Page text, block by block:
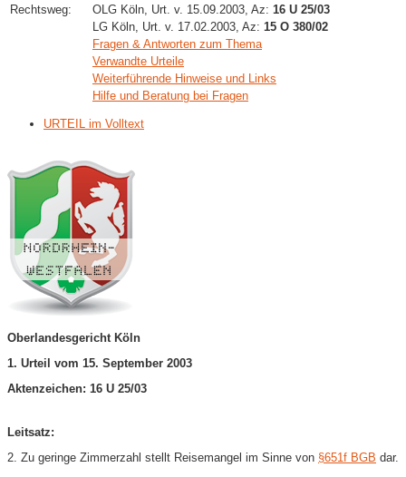
Rechtsweg:
OLG Köln, Urt. v. 15.09.2003, Az: 16 U 25/03
LG Köln, Urt. v. 17.02.2003, Az: 15 O 380/02
Fragen & Antworten zum Thema
Verwandte Urteile
Weiterführende Hinweise und Links
Hilfe und Beratung bei Fragen
URTEIL im Volltext
Oberlandesgericht Köln
1. Urteil vom 15. September 2003
Aktenzeichen: 16 U 25/03
Leitsatz:
2. Zu geringe Zimmerzahl stellt Reisemangel im Sinne von §651f BGB dar.